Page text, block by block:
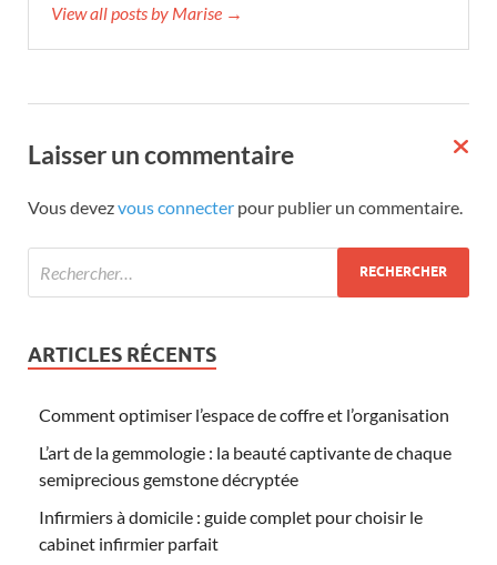
View all posts by Marise →
Laisser un commentaire
Vous devezvous connecter pour publier un commentaire.
ARTICLES RÉCENTS
Comment optimiser l’espace de coffre et l’organisation
L’art de la gemmologie : la beauté captivante de chaque
semiprecious gemstone décryptée
Infirmiers à domicile : guide complet pour choisir le
cabinet infirmier parfait